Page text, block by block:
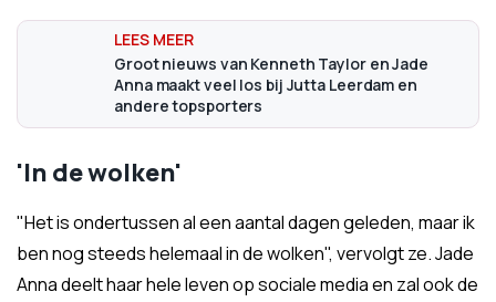
Groot nieuws van Kenneth Taylor en Jade
Anna maakt veel los bij Jutta Leerdam en
andere topsporters
'In de wolken'
"Het is ondertussen al een aantal dagen geleden, maar ik
ben nog steeds helemaal in de wolken", vervolgt ze. Jade
Anna deelt haar hele leven op sociale media en zal ook de